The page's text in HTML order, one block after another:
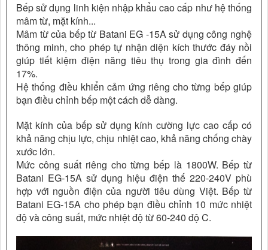
Bếp sử dụng linh kiện nhập khẩu cao cấp như hệ thống
mâm từ, mặt kính...
Mâm từ của bếp từ Batani EG -15A sử dụng công nghệ
thông minh, cho phép tự nhận diện kích thước đáy nồi
giúp tiết kiệm điện năng tiêu thụ trong gia đình đến
17%.
Hệ thống điều khiển cảm ứng riêng cho từng bếp giúp
bạn điều chỉnh bếp một cách dễ dàng.
Mặt kính của bếp sử dụng kính cường lực cao cấp có
khả năng chịu lực, chịu nhiệt cao, khả năng chống chày
xước lớn.
Mức công suất riêng cho từng bếp là 1800W. Bếp từ
Batani EG-15A sử dụng hiệu điện thế 220-240V phù
hợp với nguồn điện của người tiêu dùng Việt. Bếp từ
Batani EG-15A cho phép bạn điều chỉnh 10 mức nhiệt
độ và công suất, mức nhiệt độ từ 60-240 độ C.